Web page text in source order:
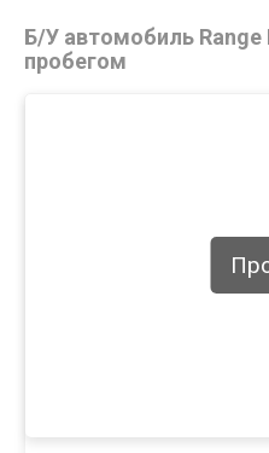
Б/У автомобиль
пробегом